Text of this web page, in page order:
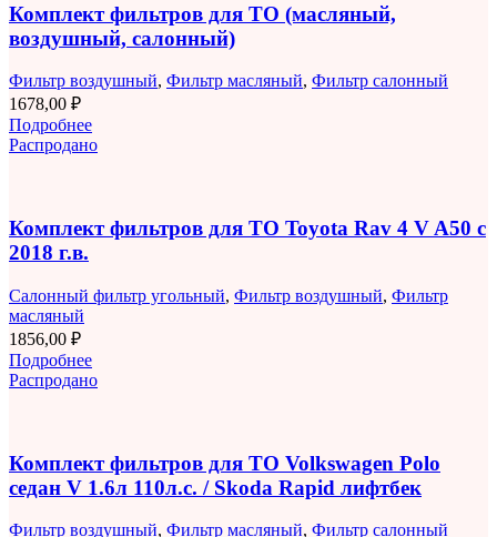
Комплект фильтров для ТО (масляный,
воздушный, салонный)
Фильтр воздушный, Фильтр масляный, Фильтр салонный
1678,00 ₽
Подробнее
Распродано
Комплект фильтров для ТО Toyota Rav 4 V A50 с
2018 г.в.
Салонный фильтр угольный, Фильтр воздушный, Фильтр
масляный
1856,00 ₽
Подробнее
Распродано
Комплект фильтров для ТО Volkswagen Polo
седан V 1.6л 110л.с. / Skoda Rapid лифтбек
Фильтр воздушный, Фильтр масляный, Фильтр салонный